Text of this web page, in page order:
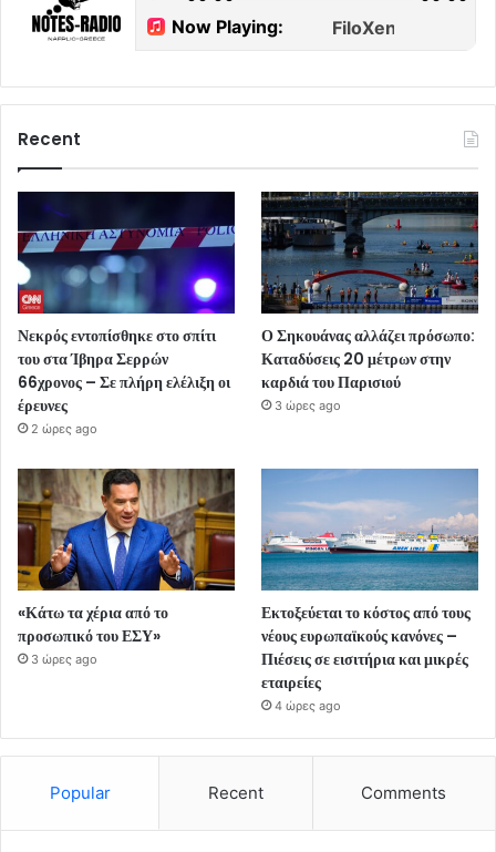
Recent
Νεκρός εντοπίσθηκε στο σπίτι
του στα Ίβηρα Σερρών
66χρονος – Σε πλήρη ελέλιξη οι
έρευνες
2 ώρες ago
Ο Σηκουάνας αλλάζει πρόσωπο:
Καταδύσεις 20 μέτρων στην
καρδιά του Παρισιού
3 ώρες ago
«Κάτω τα χέρια από το
προσωπικό του ΕΣΥ»
3 ώρες ago
Εκτοξεύεται το κόστος από τους
νέους ευρωπαϊκούς κανόνες –
Πιέσεις σε εισιτήρια και μικρές
εταιρείες
4 ώρες ago
Popular Recent Comments